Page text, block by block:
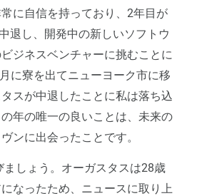
に自信を持っており、2年目が
退し、開発中の新しいソフトウ
ジネスベンチャーに挑むことに
に寮を出てニューヨーク市に移
スが中退したことに私は落ち込
年の唯一の良いことは、未来の
ンに出会ったことです。
ましょう。オーガスタスは28歳
なったため、ニュースに取り上